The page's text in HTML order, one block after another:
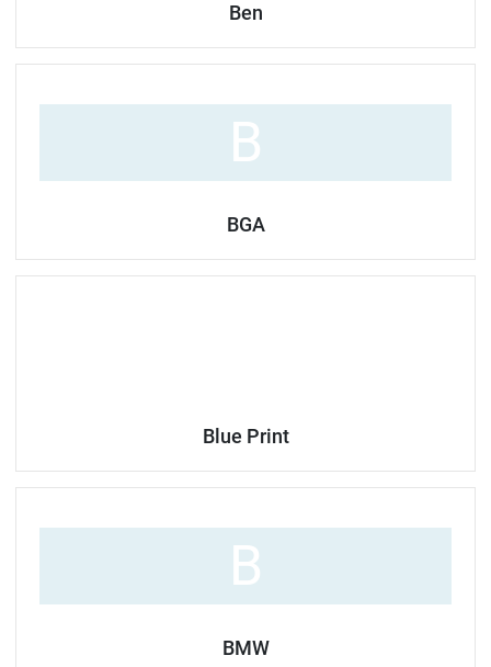
Ben
B
BGA
Blue Print
B
BMW